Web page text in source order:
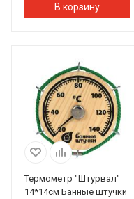
В корзину
Термометр "Штурвал"
14*14см Банные штучки